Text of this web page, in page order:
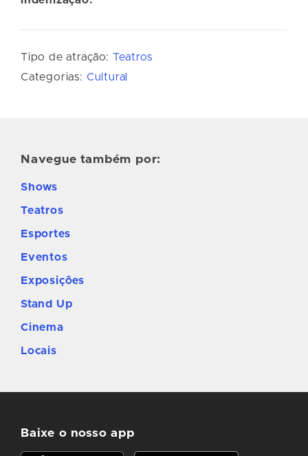
Tipo de atração: Teatros
Categorias: Cultural
Navegue também por:
Shows
Teatros
Esportes
Eventos
Exposições
Stand Up
Cinema
Locais
Baixe o nosso app